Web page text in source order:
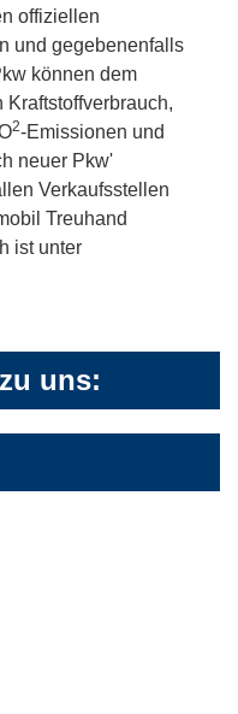
offiziellen
und gegebenenfalls
können dem
2-Emissionen und
neuer Pkw'
Verkaufsstellen
Treuhand
ist unter
uns: